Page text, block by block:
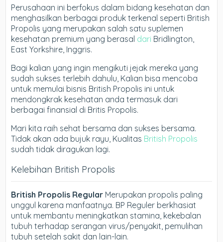
Perusahaan ini berfokus dalam bidang kesehatan dan
menghasilkan berbagai produk terkenal seperti British
Propolis yang merupakan salah satu suplemen
kesehatan premium yang berasal dari Bridlington,
East Yorkshire, Inggris.
Bagi kalian yang ingin mengikuti jejak mereka yang
sudah sukses terlebih dahulu, Kalian bisa mencoba
untuk memulai bisnis British Propolis ini untuk
mendongkrak kesehatan anda termasuk dari
berbagai finansial di Britis Propolis.
Mari kita raih sehat bersama dan sukses bersama.
Tidak akan ada bujuk rayu, Kualitas British Propolis
sudah tidak diragukan lagi.
Kelebihan British Propolis
British Propolis Regular Merupakan propolis paling
unggul karena manfaatnya. BP Reguler berkhasiat
untuk membantu meningkatkan stamina, kekebalan
tubuh terhadap serangan virus/penyakit, pemulihan
tubuh setelah sakit dan lain-lain.